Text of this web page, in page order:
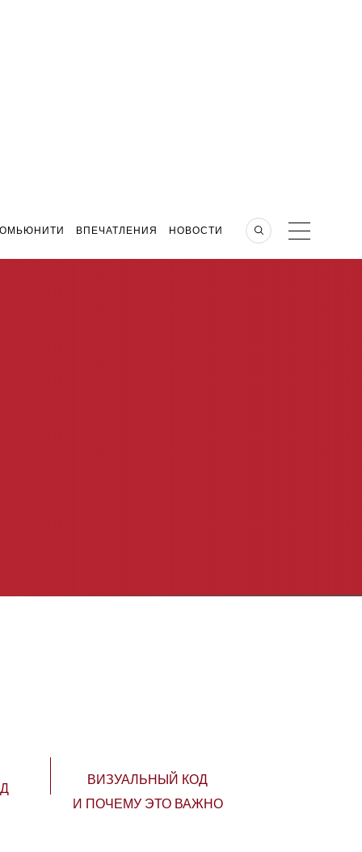
ВПЕЧАТЛЕНИЯ НОВОСТИ
ВИЗУАЛЬНЫЙ КОД
И ПОЧЕМУ ЭТО ВАЖНО